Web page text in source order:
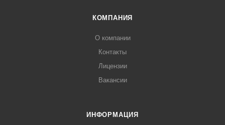
КОМПАНИЯ
О компании
Контакты
Лицензии
Вакансии
ИНФОРМАЦИЯ